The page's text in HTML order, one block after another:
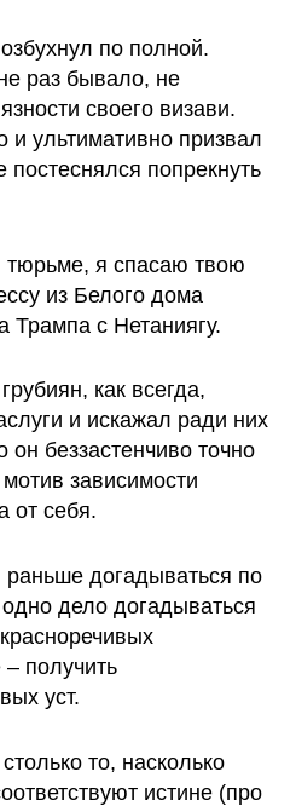
по полной.
раз бывало, не
своего визави.
и ультимативно призвал
постеснялся попрекнуть
я спасаю твою
из Белого дома
Трампа с Нетаниягу.
как всегда,
и искажал ради них
он беззастенчиво точно
зависимости
от себя.
догадываться по
дело догадываться
– получить
уст.
то, насколько
истине (про